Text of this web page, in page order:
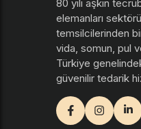
80 yılı aşkın
elemanları
temsilcilerinden
vida, somun, pul
Türkiye
güvenilir tedarik
facebook